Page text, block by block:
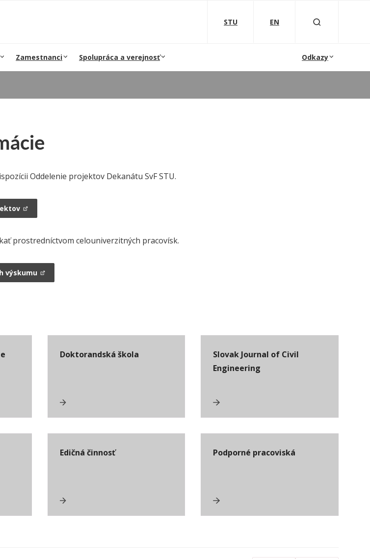
STU EN
Zamestnanci Spolupráca a verejnosť Odkazy
Oddelenie projektov Dekanátu SvF STU.
prostredníctvom celouniverzitných pracovísk.
výskumu
Doktorandská škola
Slovak Journal of Civil
Engineering
Edičná činnosť Podporné pracoviská